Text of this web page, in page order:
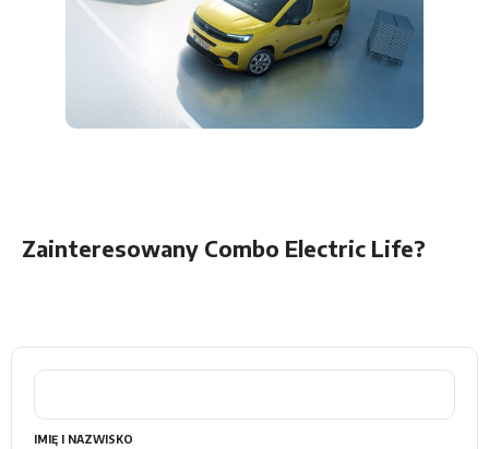
Zainteresowany Combo Electric Life?
IMIĘ I NAZWISKO